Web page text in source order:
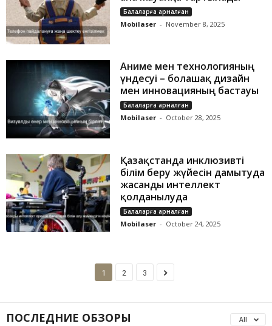
Балаларға арналған
Mobilaser - November 8, 2025
Аниме мен технологияның
үндесуі – болашақ дизайн
мен инновацияның бастауы
Балаларға арналған
Mobilaser - October 28, 2025
Қазақстанда инклюзивті
білім беру жүйесін дамытуда
жасанды интеллект
қолданылуда
Балаларға арналған
Mobilaser - October 24, 2025
1 2 3
ПОСЛЕДНИЕ ОБЗОРЫ All